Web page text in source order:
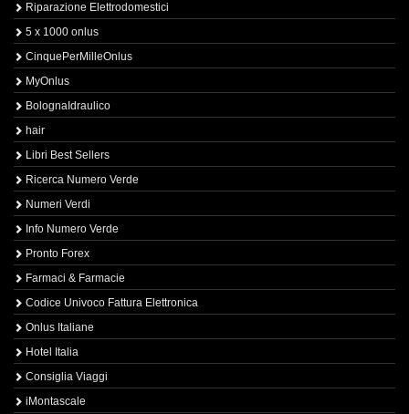
Riparazione Elettrodomestici
5 x 1000 onlus
CinquePerMilleOnlus
MyOnlus
BolognaIdraulico
hair
Libri Best Sellers
Ricerca Numero Verde
Numeri Verdi
Info Numero Verde
Pronto Forex
Farmaci & Farmacie
Codice Univoco Fattura Elettronica
Onlus Italiane
Hotel Italia
Consiglia Viaggi
iMontascale